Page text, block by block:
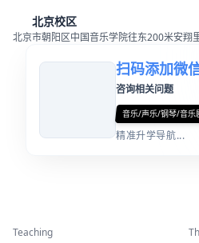
北京校区
北京市朝阳区中国音乐学院往东200米安翔
扫码添加微
咨询相关问题
音乐/声乐/钢琴/音乐
精准升学导航...
Teaching